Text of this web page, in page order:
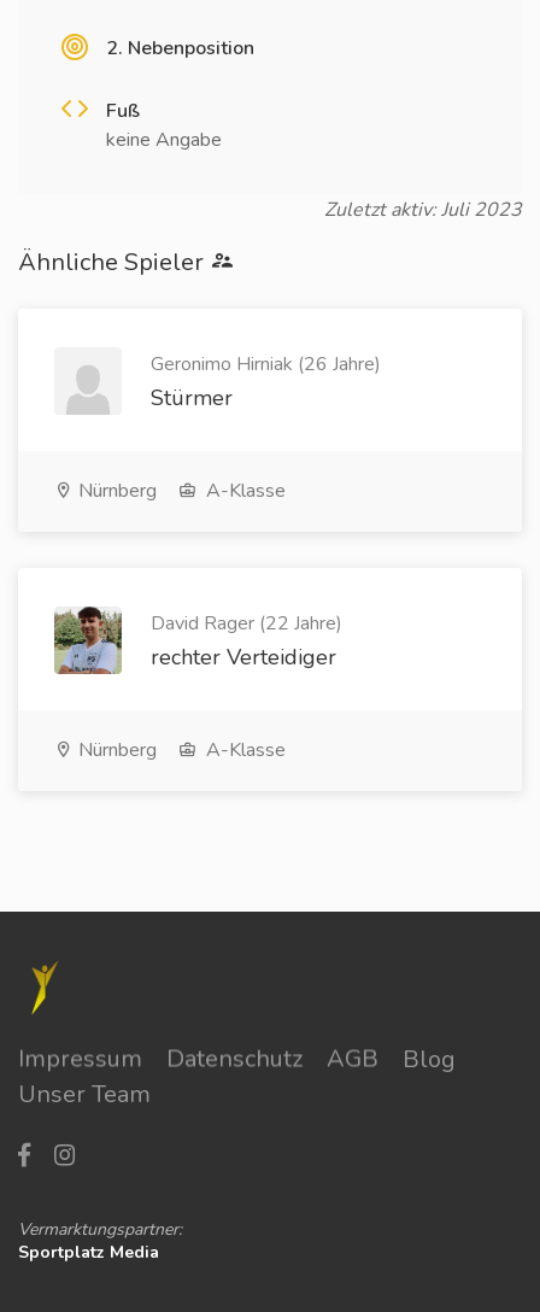
2. Nebenposition
Fuß
keine Angabe
Zuletzt aktiv: Juli 2023
Ähnliche Spieler
Geronimo Hirniak (26 Jahre)
Stürmer
Nürnberg A-Klasse
David Rager (22 Jahre)
rechter Verteidiger
Nürnberg A-Klasse
Impressum Datenschutz AGB
Blog
Unser Team
Vermarktungspartner:
Sportplatz Media